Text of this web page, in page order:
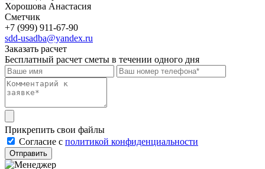
Хорошова Анастасия
Сметчик
+7 (999) 911-67-90
sdd-usadba@yandex.ru
Заказать расчет
Бесплатный расчет сметы в течении одного дня
Прикрепить свои файлы
Cогласие с политикой конфиденциальности
Отправить